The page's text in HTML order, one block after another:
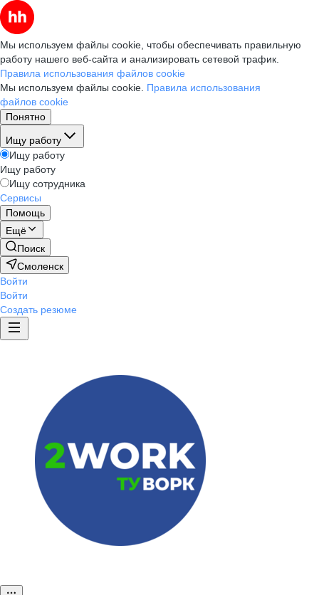
Мы используем файлы cookie, чтобы обеспечивать правильную
работу нашего веб-сайта и анализировать сетевой трафик.
Правила использования файлов cookie
Мы используем файлы cookie. Правила использования
файлов cookie
Понятно
Ищу работу
Ищу работу
Ищу работу
Ищу сотрудника
Сервисы
Помощь
Ещё
Поиск
Смоленск
Войти
Войти
Создать резюме